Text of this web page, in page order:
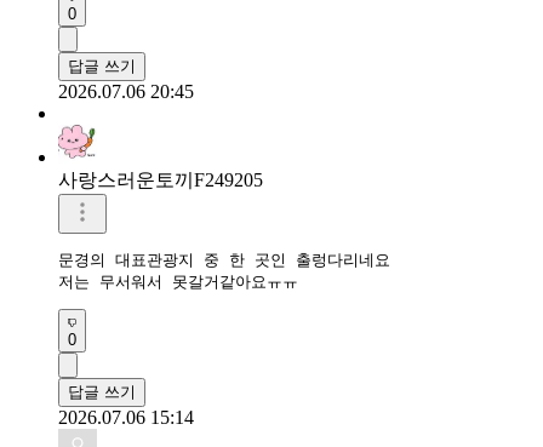
0
답글 쓰기
2026.07.06 20:45
사랑스러운토끼F249205
문경의 대표관광지 중 한 곳인 출렁다리네요
저는 무서워서 못갈거같아요ㅠㅠ
0
답글 쓰기
2026.07.06 15:14